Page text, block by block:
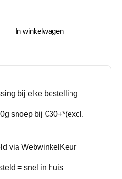
In winkelwagen
bij elke bestelling
snoep bij €30+*(excl.
via WebwinkelKeur
= snel in huis